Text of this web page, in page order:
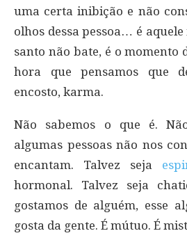
uma certa inibição e não
olhos dessa pessoa… é
santo não bate, é o momento
hora que pensamos que
encosto, karma.
Não sabemos o que é.
algumas pessoas não nos
encantam. Talvez seja
hormonal. Talvez seja
gostamos de alguém, esse
gosta da gente. É mútuo. É